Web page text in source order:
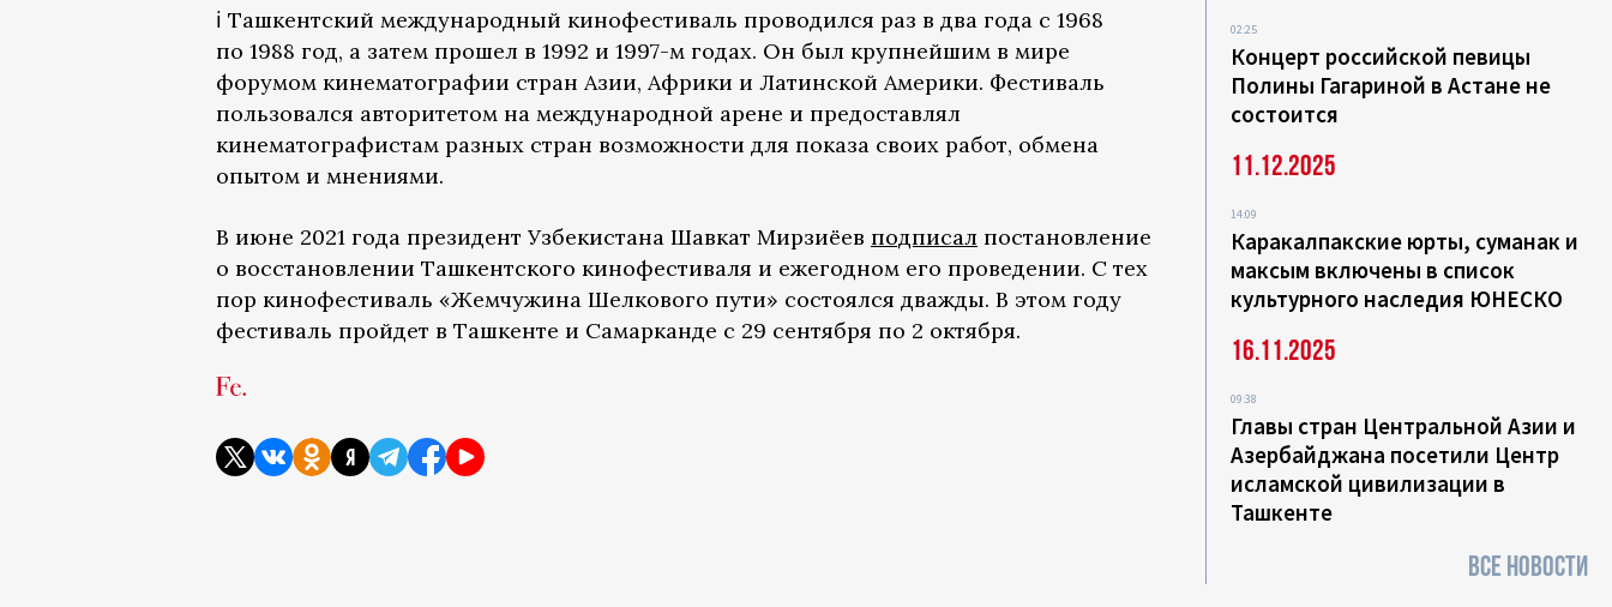
ℹ️ Ташкентский международный кинофестиваль проводился раз в два года с 1968
по 1988 год, а затем прошел в 1992 и 1997-м годах. Он был крупнейшим в мире
форумом кинематографии стран Азии, Африки и Латинской Америки. Фестиваль
пользовался авторитетом на международной арене и предоставлял
кинематографистам разных стран возможности для показа своих работ, обмена
опытом и мнениями.
В июне 2021 года президент Узбекистана Шавкат Мирзиёев подписал постановление
о восстановлении Ташкентского кинофестиваля и ежегодном его проведении. С тех
пор кинофестиваль «Жемчужина Шелкового пути» состоялся дважды. В этом году
фестиваль пройдет в Ташкенте и Самарканде с 29 сентября по 2 октября.
02:25
Концерт российской певицы
Полины Гагариной в Астане не
состоится
11.12.2025
14:09
Каракалпакские юрты, суманак и
максым включены в список
культурного наследия ЮНЕСКО
16.11.2025
09:38
Главы стран Центральной Азии и
Азербайджана посетили Центр
исламской цивилизации в
Ташкенте
ВСЕ НОВОСТИ